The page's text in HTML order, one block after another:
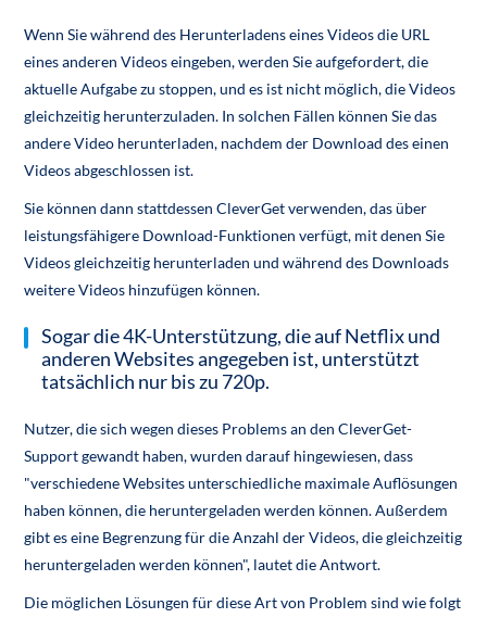
Wenn Sie während des Herunterladens eines Videos die URL
eines anderen Videos eingeben, werden Sie aufgefordert, die
aktuelle Aufgabe zu stoppen, und es ist nicht möglich, die Videos
gleichzeitig herunterzuladen. In solchen Fällen können Sie das
andere Video herunterladen, nachdem der Download des einen
Videos abgeschlossen ist.
Sie können dann stattdessen CleverGet verwenden, das über
leistungsfähigere Download-Funktionen verfügt, mit denen Sie
Videos gleichzeitig herunterladen und während des Downloads
weitere Videos hinzufügen können.
Sogar die 4K-Unterstützung, die auf Netflix und
anderen Websites angegeben ist, unterstützt
tatsächlich nur bis zu 720p.
Nutzer, die sich wegen dieses Problems an den CleverGet-
Support gewandt haben, wurden darauf hingewiesen, dass
"verschiedene Websites unterschiedliche maximale Auflösungen
haben können, die heruntergeladen werden können. Außerdem
gibt es eine Begrenzung für die Anzahl der Videos, die gleichzeitig
heruntergeladen werden können", lautet die Antwort.
Die möglichen Lösungen für diese Art von Problem sind wie folgt